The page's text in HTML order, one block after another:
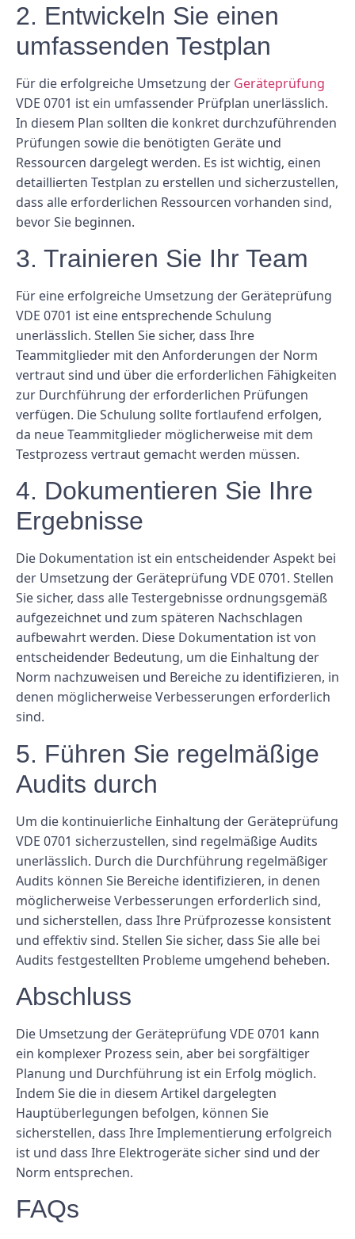
2. Entwickeln Sie einen
umfassenden Testplan
Für die erfolgreiche Umsetzung der Geräteprüfung
VDE 0701 ist ein umfassender Prüfplan unerlässlich.
In diesem Plan sollten die konkret durchzuführenden
Prüfungen sowie die benötigten Geräte und
Ressourcen dargelegt werden. Es ist wichtig, einen
detaillierten Testplan zu erstellen und sicherzustellen,
dass alle erforderlichen Ressourcen vorhanden sind,
bevor Sie beginnen.
3. Trainieren Sie Ihr Team
Für eine erfolgreiche Umsetzung der Geräteprüfung
VDE 0701 ist eine entsprechende Schulung
unerlässlich. Stellen Sie sicher, dass Ihre
Teammitglieder mit den Anforderungen der Norm
vertraut sind und über die erforderlichen Fähigkeiten
zur Durchführung der erforderlichen Prüfungen
verfügen. Die Schulung sollte fortlaufend erfolgen,
da neue Teammitglieder möglicherweise mit dem
Testprozess vertraut gemacht werden müssen.
4. Dokumentieren Sie Ihre
Ergebnisse
Die Dokumentation ist ein entscheidender Aspekt bei
der Umsetzung der Geräteprüfung VDE 0701. Stellen
Sie sicher, dass alle Testergebnisse ordnungsgemäß
aufgezeichnet und zum späteren Nachschlagen
aufbewahrt werden. Diese Dokumentation ist von
entscheidender Bedeutung, um die Einhaltung der
Norm nachzuweisen und Bereiche zu identifizieren, in
denen möglicherweise Verbesserungen erforderlich
sind.
5. Führen Sie regelmäßige
Audits durch
Um die kontinuierliche Einhaltung der Geräteprüfung
VDE 0701 sicherzustellen, sind regelmäßige Audits
unerlässlich. Durch die Durchführung regelmäßiger
Audits können Sie Bereiche identifizieren, in denen
möglicherweise Verbesserungen erforderlich sind,
und sicherstellen, dass Ihre Prüfprozesse konsistent
und effektiv sind. Stellen Sie sicher, dass Sie alle bei
Audits festgestellten Probleme umgehend beheben.
Abschluss
Die Umsetzung der Geräteprüfung VDE 0701 kann
ein komplexer Prozess sein, aber bei sorgfältiger
Planung und Durchführung ist ein Erfolg möglich.
Indem Sie die in diesem Artikel dargelegten
Hauptüberlegungen befolgen, können Sie
sicherstellen, dass Ihre Implementierung erfolgreich
ist und dass Ihre Elektrogeräte sicher sind und der
Norm entsprechen.
FAQs